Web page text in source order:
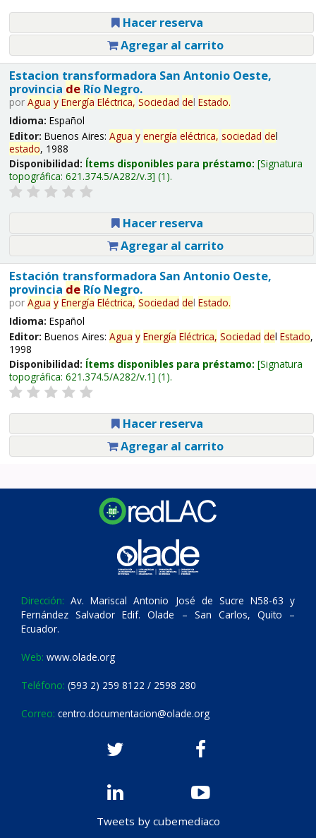
Hacer reserva
Agregar al carrito
Estacion transformadora San Antonio Oeste,
provincia deRío Negro.
por Agua y Energía Eléctrica, Sociedad del Estado.
Idioma: Español
Editor: Buenos Aires: Agua y energía eléctrica, sociedad del
estado, 1988
Disponibilidad: Ítems disponibles para préstamo: Signatura
topográfica: 621.374.5/A282/v.3 (1).
Hacer reserva
Agregar al carrito
Estación transformadora San Antonio Oeste,
provincia deRío Negro.
por Agua y Energía Eléctrica, Sociedad del Estado.
Idioma: Español
Editor: Buenos Aires: Agua y Energía Eléctrica, Sociedad del Estado,
1998
Disponibilidad: Ítems disponibles para préstamo: Signatura
topográfica: 621.374.5/A282/v.1 (1).
Hacer reserva
Agregar al carrito
Dirección: Av. Mariscal Antonio José de Sucre N58-63 y
Fernández Salvador Edif. Olade – San Carlos, Quito –
Ecuador.
Web: www.olade.org
Teléfono: (593 2) 259 8122 / 2598 280
Correo: centro.documentacion@olade.org
Tweets by cubemediaco